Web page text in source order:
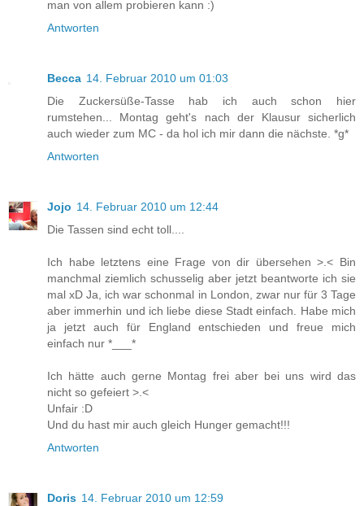
man von allem probieren kann :)
Antworten
Becca 14. Februar 2010 um 01:03
Die Zuckersüße-Tasse hab ich auch schon hier
rumstehen... Montag geht's nach der Klausur sicherlich
auch wieder zum MC - da hol ich mir dann die nächste. *g*
Antworten
Jojo 14. Februar 2010 um 12:44
Die Tassen sind echt toll....
Ich habe letztens eine Frage von dir übersehen >.< Bin
manchmal ziemlich schusselig aber jetzt beantworte ich sie
mal xD Ja, ich war schonmal in London, zwar nur für 3 Tage
aber immerhin und ich liebe diese Stadt einfach. Habe mich
ja jetzt auch für England entschieden und freue mich
einfach nur *___*
Ich hätte auch gerne Montag frei aber bei uns wird das
nicht so gefeiert >.<
Unfair :D
Und du hast mir auch gleich Hunger gemacht!!!
Antworten
Doris 14. Februar 2010 um 12:59